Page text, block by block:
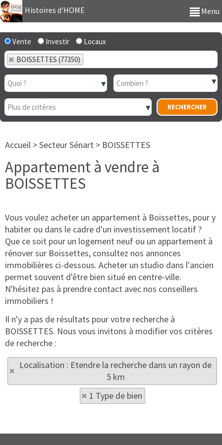
Histoires d'HOME Menu
Vente Investir
Locaux
BOISSETTES (77350)
Accueil >Secteur Sénart > BOISSETTES
Appartement à vendre à
BOISSETTES
Vous voulez acheter un appartement à Boissettes, pour y
habiter ou dans le cadre d'un investissement locatif ?
Que ce soit pour un logement neuf ou un appartement à
rénover sur Boissettes, consultez nos annonces
immobilières ci-dessous. Acheter un studio dans l'ancien
permet souvent d'être bien situé en centre-ville.
N'hésitez pas à prendre contact avec nos conseillers
immobiliers !
Il n'y a pas de résultats pour votre recherche à
BOISSETTES. Nous vous invitons à modifier vos critères
de recherche :
Localisation : Etendre la recherche dans un rayon de
5 km
1 Type de bien